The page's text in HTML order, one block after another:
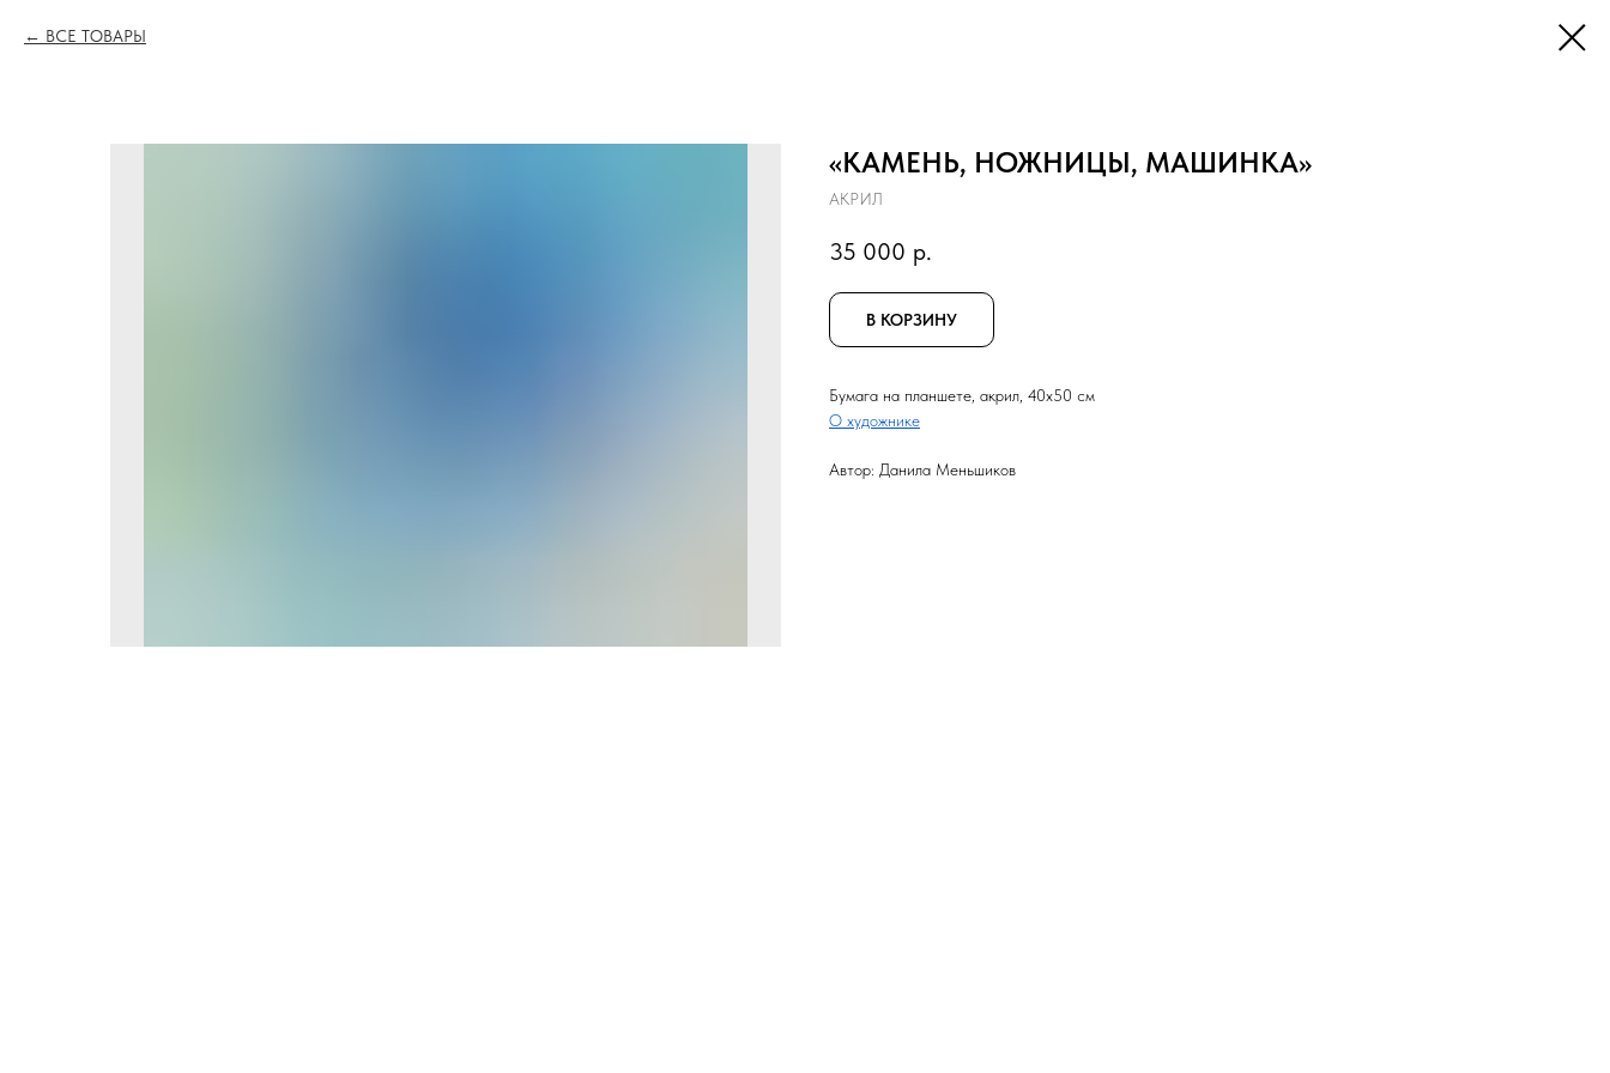
ВСЕ ТОВАРЫ
«КАМЕНЬ, НОЖНИЦЫ, МАШИНКА»
АКРИЛ
35 000 р.
В КОРЗИНУ
Бумага на планшете, акрил, 40x50 см
О художнике
Автор: Данила Меньшиков